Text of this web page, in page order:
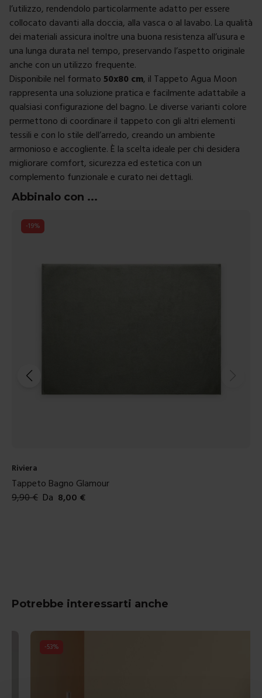
l’utilizzo, rendendolo particolarmente adatto per essere
collocato davanti alla doccia, alla vasca o al lavabo. La qualità
dei materiali assicura inoltre una buona resistenza all’usura e
una lunga durata nel tempo, preservando l’aspetto originale
anche con un utilizzo frequente.
Disponibile nel formato 50x80 cm, il Tappeto Agua Moon
rappresenta una soluzione pratica e facilmente adattabile a
qualsiasi configurazione del bagno. Le diverse varianti colore
permettono di coordinare il tappeto con gli altri elementi
tessili e con lo stile dell’arredo, creando un ambiente
armonioso e accogliente. È la scelta ideale per chi desidera
migliorare comfort, sicurezza ed estetica con un
complemento funzionale e curato nei dettagli.
Abbinalo con ...
-19%
Riviera
Tappeto Bagno Glamour
9,90€ Da 8,00 €
Potrebbe interessarti anche